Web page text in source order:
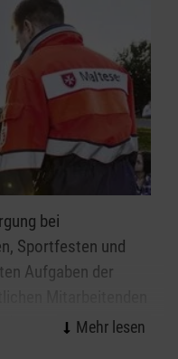
bei
Sportfesten und
Aufgaben der
leisten wirksame